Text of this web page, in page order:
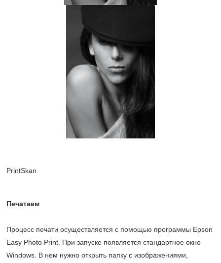
PrintSkan
Печатаем
Процесс печати осуществляется с помощью программы Epson
Easy Photo Print. При запуске появляется стандартное окно
Windows. В нем нужно открыть папку с изображениями,